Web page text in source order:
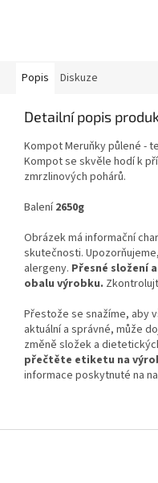
Popis Diskuze
Detailní popis
Kompot Meruňky půlené -
Kompotse skvěle hodí k
zmrzlinových pohárů.
Balení 2650g
Obrázek má informační
skutečnosti.
alergeny. Přesné složení
obalu výrobku.
Přestože se snažíme, aby
aktuální a správné, může
změně složek a
přečtěte etiketu na
informace poskytnuté na